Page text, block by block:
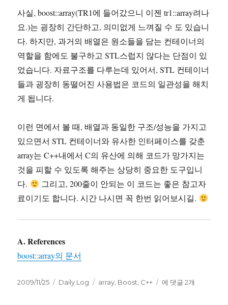
사실, boost::array(TR1에 들어갔으니 이젠 tr1::array려나
요.)는 굉장히 간단하고, 의미없게 느껴질 수 도 있습니
다. 하지만, 과거의 배열은 원소들을 담는 컨테이너의
역할을 함에도 불구하고 STL스럽지 않다는 단점이 있
었습니다. 자료구조를 다루는데 있어서, STL 컨테이너
들과 굉장히 동떨어진 사용법은 코드의 일관성을 해치
게 됩니다.
이런 면에서 볼 때, 배열과 동일한 구조/성능을 가지고
있으면서 STL 컨테이너와 유사한 인터페이스를 갖춘
array는 C++내에서 C의 유산에 의해 코드가 망가지는
것을 피할 수 있도록 해주는 상당히 중요한 도구입니
다.
그리고, 200줄이 안되는 이 코드는 좋은 참고자
료이기도 합니다. 시간 나시면 꼭 한번 읽어보시길.
A. References
boost::array의 문서
작
2009/11/25
카
Daily Log
태
array, Boost, C++
boost::array
에 댓글 2개